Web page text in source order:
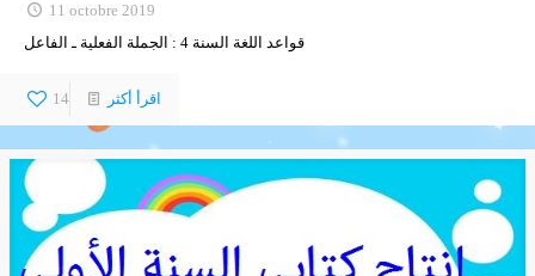
11 octobre 2019
قواعد اللغة السنة 4 : الجملة الفعلية ـ الفاعل
14 اقرأ أكثر